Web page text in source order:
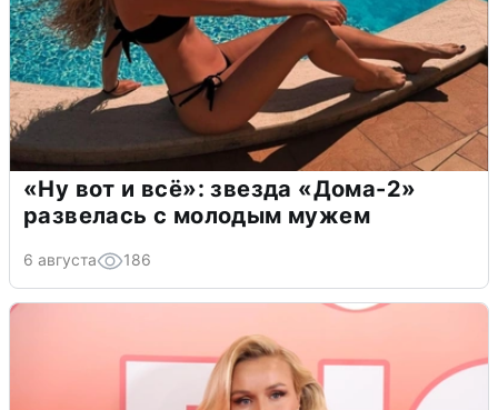
«Ну вот и всё»: звезда «Дома-2»
развелась с молодым мужем
6 августа 186